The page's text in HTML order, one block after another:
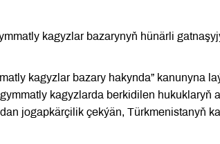
kagyzlar bazarynyň hünärli
kagyzlar bazary hakynda” kanunyna
kagyzlarda berkidilen hukuklaryň
jogapkärçilik çekýän, Türkmenistanyň